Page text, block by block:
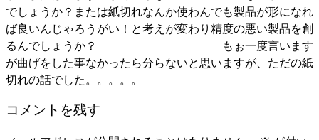
でしょうか？または紙切れなんか使わんでも製品が形になれ
ば良いんじゃろうがい！と考えが変わり精度の悪い製品を創
るんでしょうか？ もぉ一度言います
が曲げをした事なかったら分らないと思いますが、ただの紙
切れの話でした。。。。。
コメントを残す